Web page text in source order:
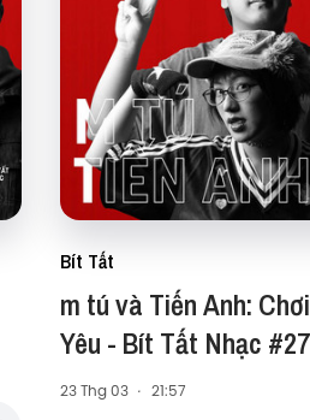
Bít Tất
m tú và Tiến Anh:
Yêu - Bít Tất Nhạc
23 Thg 03 · 21:57